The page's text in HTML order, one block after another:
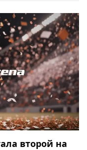
второй на